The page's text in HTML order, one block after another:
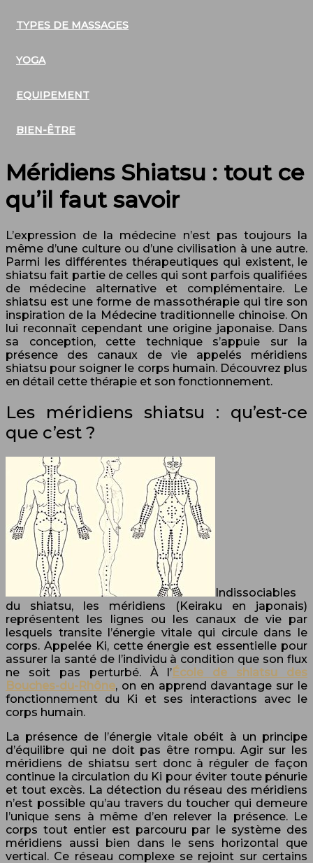
TYPES DE MASSAGES
YOGA
EQUIPEMENT
BIEN-ÊTRE
Méridiens Shiatsu : tout ce
qu’il faut savoir
L’expression de la médecine n’est pas toujours la
même d’une culture ou d’une civilisation à une autre.
Parmi les différentes thérapeutiques qui existent, le
shiatsu fait partie de celles qui sont parfois qualifiées
de médecine alternative et complémentaire. Le
shiatsu est une forme de massothérapie qui tire son
inspiration de la Médecine traditionnelle chinoise. On
lui reconnaît cependant une origine japonaise. Dans
sa conception, cette technique s’appuie sur la
présence des canaux de vie appelés méridiens
shiatsu pour soigner le corps humain. Découvrez plus
en détail cette thérapie et son fonctionnement.
Les méridiens shiatsu : qu’est-ce
que c’est ?
Indissociables
du shiatsu, les méridiens (Keiraku en japonais)
représentent les lignes ou les canaux de vie par
lesquels transite l’énergie vitale qui circule dans le
corps. Appelée Ki, cette énergie est essentielle pour
assurer la santé de l’individu à condition que son flux
ne soit pas perturbé. À l’ École de shiatsu des
Bouches-du-Rhône, on en apprend davantage sur le
fonctionnement du Ki et ses interactions avec le
corps humain.
La présence de l’énergie vitale obéit à un principe
d’équilibre qui ne doit pas être rompu. Agir sur les
méridiens de shiatsu sert donc à réguler de façon
continue la circulation du Ki pour éviter toute pénurie
et tout excès. La détection du réseau des méridiens
n’est possible qu’au travers du toucher qui demeure
l’unique sens à même d’en relever la présence. Le
corps tout entier est parcouru par le système des
méridiens aussi bien dans le sens horizontal que
vertical. Ce réseau complexe se rejoint sur certains